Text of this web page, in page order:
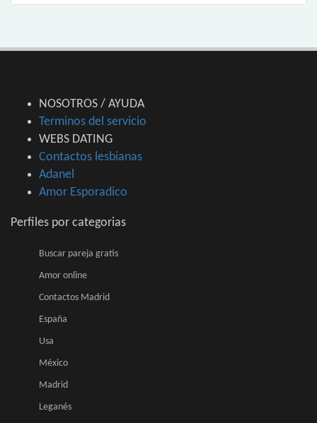
NOSOTROS / AYUDA
Terminos del servicio
WEBS DATING
Contactos lesbianas
Adanel
Amor Esporadico
Perfiles por categorias
Buscar pareja gratis
Amor online
Contactos Madrid
España
Usa
México
Madrid
Leganés